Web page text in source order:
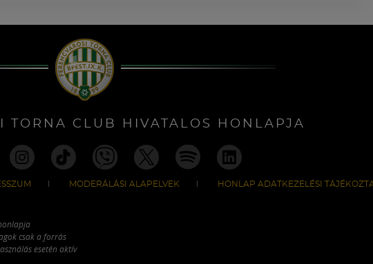
TORNA CLUB HIVATALOS HONLAPJA
MODERÁLÁSI ALAPELVEK HONLAP ADATKEZELÉSI
csak a forrás
esetén aktív